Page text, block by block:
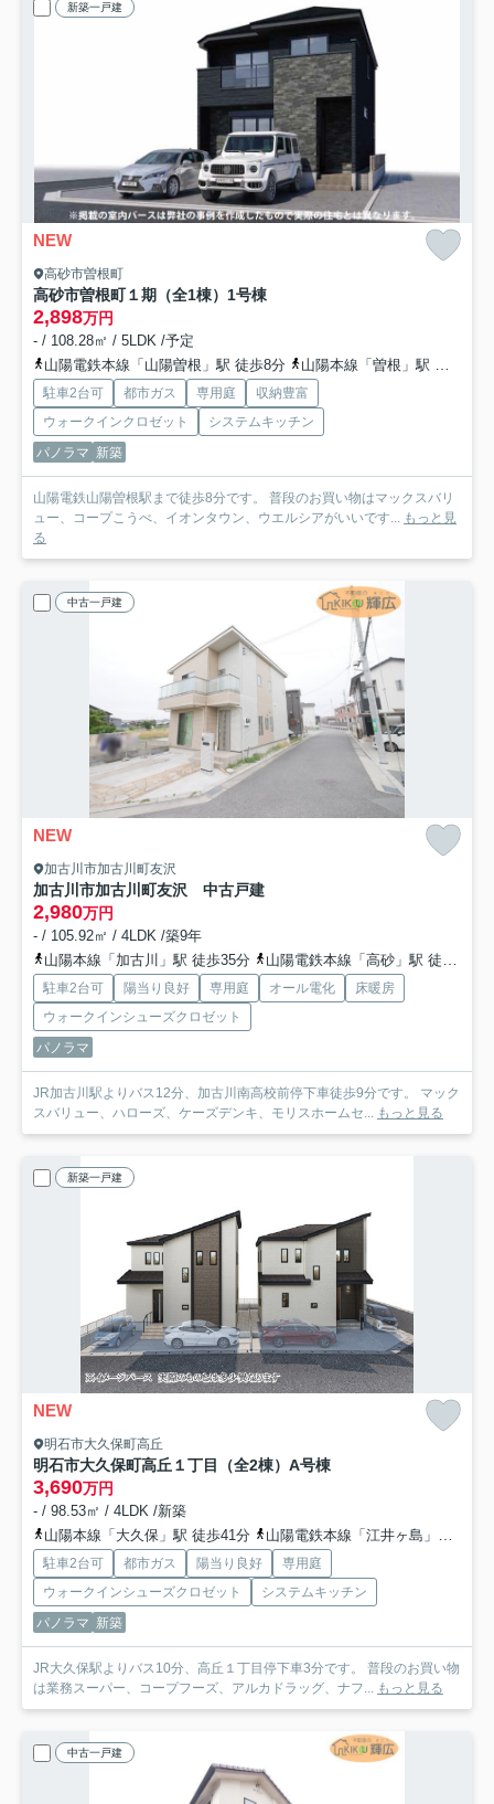
新築一戸建
NEW
高砂市曽根町
高砂市曽根町１期（全1棟）1号棟
2,898万円
- / 108.28㎡ / 5LDK /予定
山陽電鉄本線「山陽曽根」駅 徒歩8分
山陽本線「曽根」駅 徒歩39分
駐車2台可 都市ガス 専用庭
収納豊富
ウォークインクロゼット
システムキッチン
パノラマ 新築
山陽電鉄山陽曽根駅まで徒歩8分です。 普段のお買い物はマックスバリ
ュー、コープこうべ、イオンタウン、ウエルシアがいいです... もっと見
る
中古一戸建
NEW
加古川市加古川町友沢
加古川市加古川町友沢 中古戸建
2,980万円
- / 105.92㎡ / 4LDK /築9年
山陽本線「加古川」駅 徒歩35分
山陽電鉄本線「高砂」駅 徒歩36分
駐車2台可 陽当り良好 専用庭 オール電化
床暖房
ウォークインシューズクロゼット
パノラマ
JR加古川駅よりバス12分、加古川南高校前停下車徒歩9分です。 マック
スバリュー、ハローズ、ケーズデンキ、モリスホームセ... もっと見る
新築一戸建
NEW
明石市大久保町高丘
明石市大久保町高丘１丁目（全2棟）A号棟
3,690万円
- / 98.53㎡ / 4LDK /新築
山陽本線「大久保」駅 徒歩41分
山陽電鉄本線「江井ヶ島」駅 徒歩63分
駐車2台可 都市ガス 陽当り良好
専用庭
ウォークインシューズクロゼット
システムキッチン
パノラマ 新築
JR大久保駅よりバス10分、高丘１丁目停下車3分です。 普段のお買い物
は業務スーパー、コープフーズ、アルカドラッグ、ナフ... もっと見る
中古一戸建